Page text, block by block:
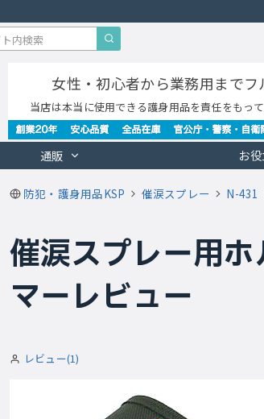
女性・初心者から業務用までフ
当店は本当に使用できる護身用品を責任をもっ
通販 お
防犯・護身用品KSP 催涙スプレー N-431
催涙スプレー用
マーレビュー
レビュー(1)